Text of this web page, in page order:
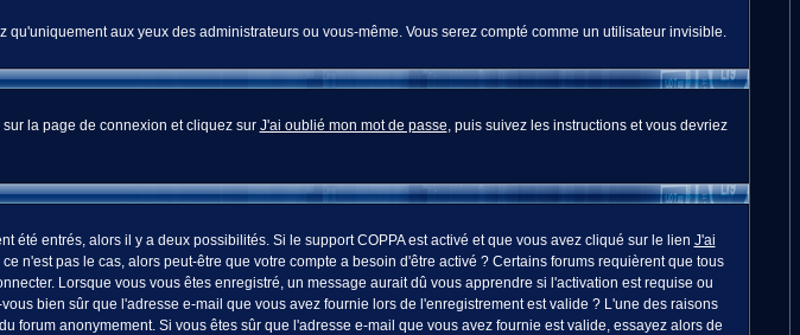
qu'uniquement aux yeux des administrateurs ou vous-même. Vous serez compté comme un utilisateur invisible.
la page de connexion et cliquez sur J'ai oublié mon mot de passe, puis suivez les instructions et vous devriez
entrés, alors il y a deux possibilités. Si le support COPPA est activé et que vous avez cliqué sur le lien J'ai
n'est pas le cas, alors peut-être que votre compte a besoin d'être activé ? Certains forums requièrent que tous
Lorsque vous vous êtes enregistré, un message aurait dû vous apprendre si l'activation est requise ou
bien sûr que l'adresse e-mail que vous avez fournie lors de l'enregistrement est valide ? L'une des raisons
anonymement. Si vous êtes sûr que l'adresse e-mail que vous avez fournie est valide, essayez alors de